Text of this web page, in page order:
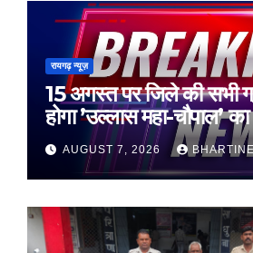
रायगढ़ न्यूज़
15 अगस्त पर जिले की सभी
होगा ’उल्लास महा-चौपाल’
AUGUST 7, 2026